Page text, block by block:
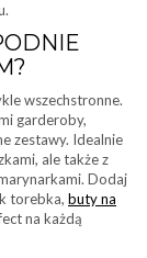
wszechstronne.
garderoby,
zestawy. Idealnie
ale także z
Dodaj
torebka, buty na
na każdą